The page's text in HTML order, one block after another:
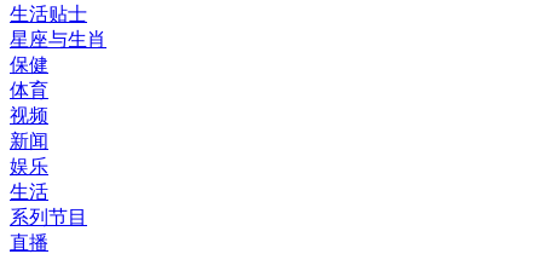
生活贴士
星座与生肖
保健
体育
视频
新闻
娱乐
生活
系列节目
直播